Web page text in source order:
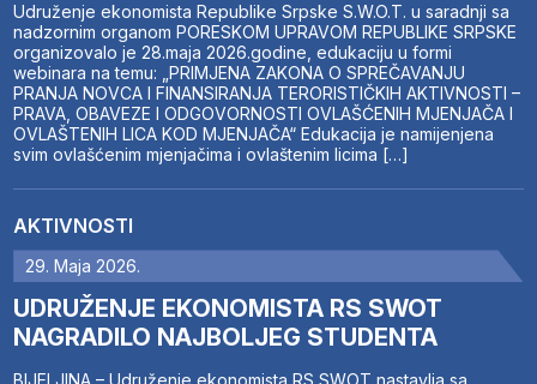
Udruženje ekonomista Republike Srpske S.W.O.T. u saradnji sa
nadzornim organom PORESKOM UPRAVOM REPUBLIKE SRPSKE
organizovalo je 28.maja 2026.godine, edukaciju u formi
webinara na temu: „PRIMJENA ZAKONA O SPREČAVANJU
PRANJA NOVCA I FINANSIRANJA TERORISTIČKIH AKTIVNOSTI –
PRAVA, OBAVEZE I ODGOVORNOSTI OVLAŠĆENIH MJENJAČA I
OVLAŠTENIH LICA KOD MJENJAČA“ Edukacija je namijenjena
svim ovlašćenim mjenjačima i ovlaštenim licima […]
AKTIVNOSTI
29. Maja 2026.
UDRUŽENJE EKONOMISTA RS SWOT
NAGRADILO NAJBOLJEG STUDENTA